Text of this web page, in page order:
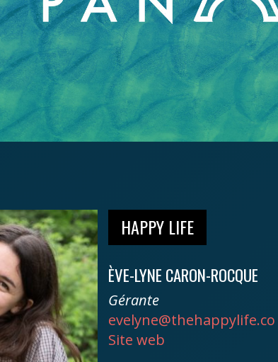
HAPPY LIFE
ÈVE-LYNE CARON-ROCQUE
Gérante
evelyne@thehappylife.co
Site web